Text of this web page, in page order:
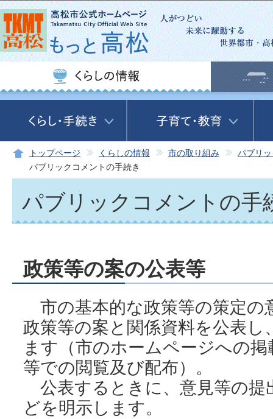
この
トップページ くらしの情報 市の取り組み
パブリ
パブリックコメントの手続き
パブリックコメントの手
政策等の案の公表等
市の基本的な政策等の策定の
政策等の案と関係資料を公表
ます（市のホームページへの
等での閲覧及び配布）。
公表するときに、意見等の提
どを明示します。